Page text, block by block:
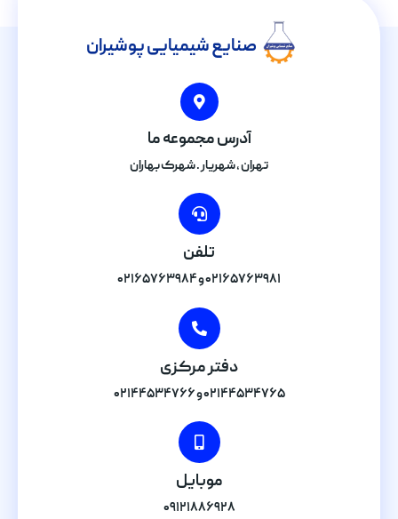
صنایع شیمیایی پوشیران
آدرس مجموعه ما
تهران , شهریار . شهرک بهاران
تلفن
۰۲۱۶۵۷۶۳۹۸۱ و ۰۲۱۶۵۷۶۳۹۸۴
دفتر مرکزی
۰۲۱۴۴۵۳۴۷۶۵ و ۰۲۱۴۴۵۳۴۷۶۶
موبایل
۰۹۱۲۱۸۸۶۹۲۸